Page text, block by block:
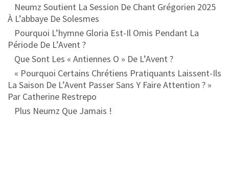
Neumz Soutient La Session De Chant Grégorien 2025
À L’abbaye De Solesmes
Pourquoi L’hymne Gloria Est-Il Omis Pendant La
Période De L’Avent ?
Que Sont Les « Antiennes O » De L’Avent ?
« Pourquoi Certains Chrétiens Pratiquants Laissent-Ils
La Saison De L’Avent Passer Sans Y Faire Attention ? »
Par Catherine Restrepo
Plus Neumz Que Jamais !